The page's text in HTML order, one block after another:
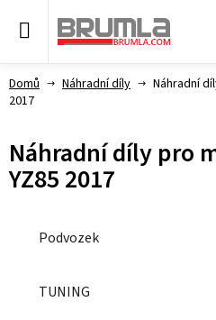
Domů Náhradní díly
Náhradní
2017
Náhradní díly pro
YZ85 2017
Podvozek
TUNING